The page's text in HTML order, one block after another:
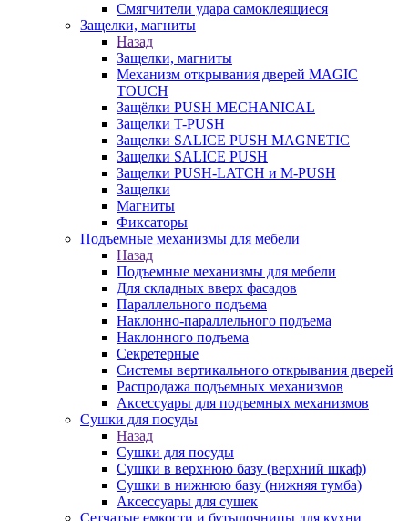
Cмягчители удара самоклеящиеся
Защелки, магниты
Назад
Защелки, магниты
Механизм открывания дверей MAGIC
TOUCH
Защёлки PUSH MECHANICAL
Защелки T-PUSH
Защелки SALICE PUSH MAGNETIC
Защелки SALICE PUSH
Защелки PUSH-LATCH и M-PUSH
Защелки
Магниты
Фиксаторы
Подъемные механизмы для мебели
Назад
Подъемные механизмы для мебели
Для складных вверх фасадов
Параллельного подъема
Наклонно-параллельного подъема
Наклонного подъема
Секретерные
Системы вертикального открывания дверей
Распродажа подъемных механизмов
Аксессуары для подъемных механизмов
Сушки для посуды
Назад
Сушки для посуды
Сушки в верхнюю базу (верхний шкаф)
Сушки в нижнюю базу (нижняя тумба)
Аксессуары для сушек
Сетчатые емкости и бутылочницы для кухни